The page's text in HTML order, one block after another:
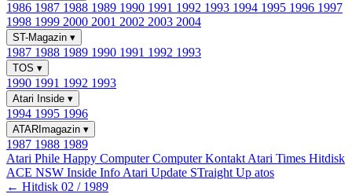
1986 1987 1988 1989 1990 1991 1992 1993 1994 1995 1996 1997
1998 1999 2000 2001 2002 2003 2004
ST-Magazin ▾
1987 1988 1989 1990 1991 1992 1993
TOS ▾
1990 1991 1992 1993
Atari Inside ▾
1994 1995 1996
ATARImagazin ▾
1987 1988 1989
Atari Phile Happy ComputerComputer Kontakt Atari Times Hitdisk
ACE NSW Inside Info Atari Update STraight Up atos
← Hitdisk 02 / 1989